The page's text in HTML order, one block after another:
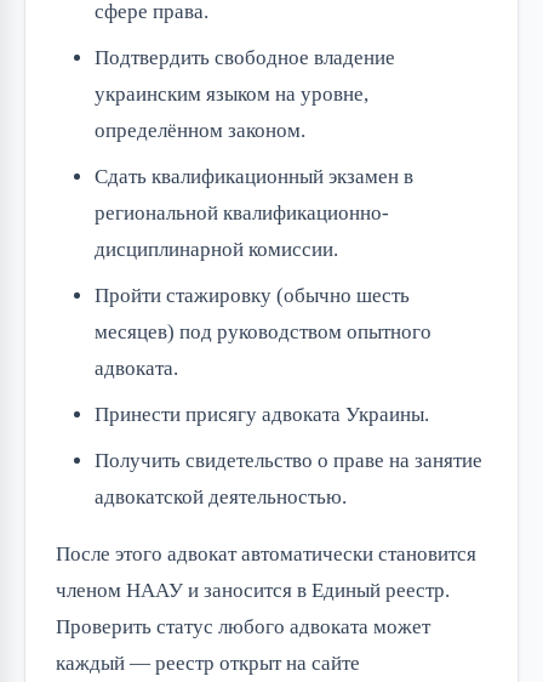
сфере права.
Подтвердить свободное владение
украинским языком на уровне,
определённом законом.
Сдать квалификационный экзамен в
региональной квалификационно-
дисциплинарной комиссии.
Пройти стажировку (обычно шесть
месяцев) под руководством опытного
адвоката.
Принести присягу адвоката Украины.
Получить свидетельство о праве на занятие
адвокатской деятельностью.
После этого адвокат автоматически становится
членом НААУ и заносится в Единый реестр.
Проверить статус любого адвоката может
каждый — реестр открыт на сайте